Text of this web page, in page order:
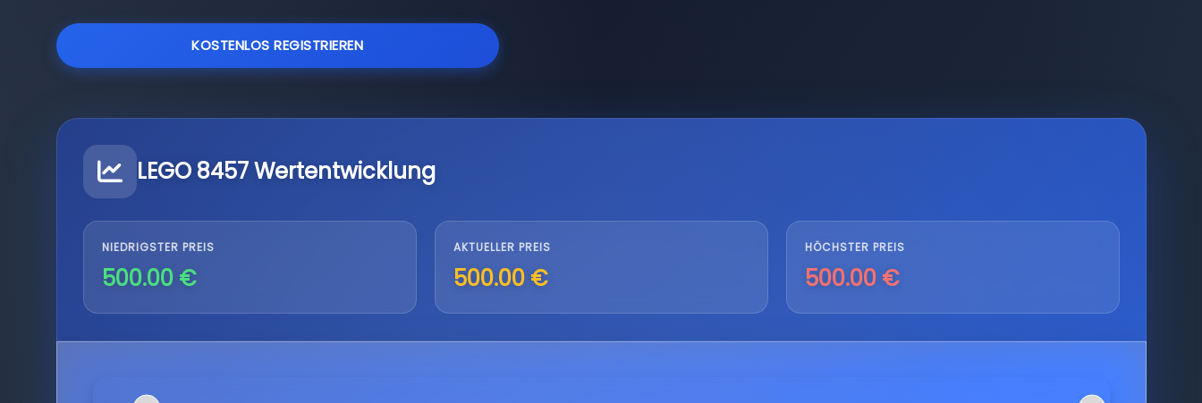
KOSTENLOS REGISTRIEREN
LEGO 8457 Wertentwicklung
NIEDRIGSTER PREIS
500.00 €
AKTUELLER PREIS
500.00 €
HÖCHSTER PREIS
500.00 €